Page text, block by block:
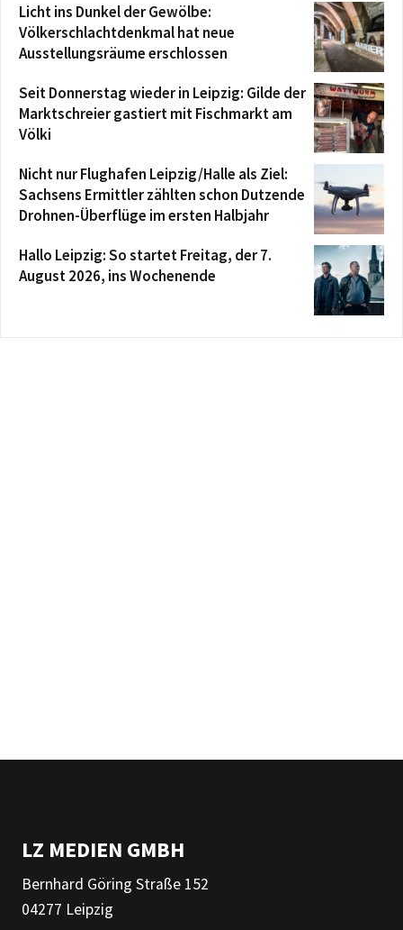
Licht ins Dunkel der Gewölbe:
Völkerschlachtdenkmal hat neue
Ausstellungsräume erschlossen
Seit Donnerstag wieder in Leipzig: Gilde der
Marktschreier gastiert mit Fischmarkt am
Völki
Nicht nur Flughafen Leipzig/Halle als Ziel:
Sachsens Ermittler zählten schon Dutzende
Drohnen-Überflüge im ersten Halbjahr
Hallo Leipzig: So startet Freitag, der 7.
August 2026, ins Wochenende
LZ MEDIEN GMBH
Bernhard Göring Straße 152
04277 Leipzig